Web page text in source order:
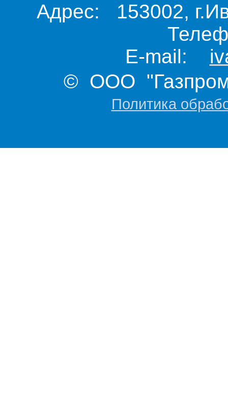
Адрес: 153002,
E-mail:
© ООО "Газпром
Политика